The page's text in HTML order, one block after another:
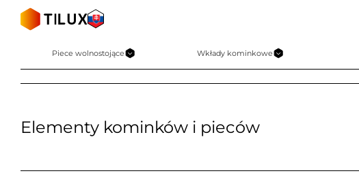
Piece wolnostojące Wkłady kominkowe
Elementy kominków i pieców